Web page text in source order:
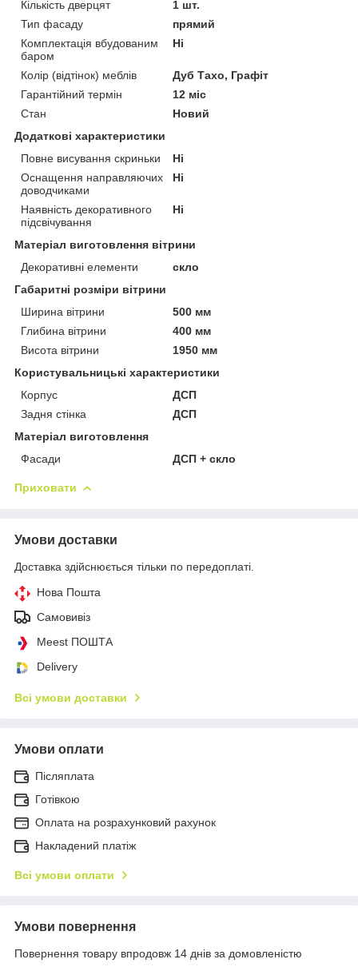
Кількість дверцят
1 шт.
Тип фасаду
прямий
Комплектація вбудованим
баром
Ні
Колір (відтінок) меблів
Дуб Тахо, Графіт
Гарантійний термін
12 міс
Стан
Новий
Додаткові характеристики
Повне висування скриньки
Ні
Оснащення направляючих
доводчиками
Ні
Наявність декоративного
підсвічування
Ні
Матеріал виготовлення вітрини
Декоративні елементи
скло
Габаритні розміри вітрини
Ширина вітрини
500 мм
Глибина вітрини
400 мм
Висота вітрини
1950 мм
Користувальницькі характеристики
Корпус
ДСП
Задня стінка
ДСП
Матеріал виготовлення
Фасади
ДСП + скло
Приховати
Умови доставки
Доставка здійснюється тільки по передоплаті.
Нова Пошта
Самовивіз
Meest ПОШТА
Delivery
Всі умови доставки
Умови оплати
Післяплата
Готівкою
Оплата на розрахунковий рахунок
Накладений платіж
Всі умови оплати
Умови повернення
Повернення товару впродовж 14 днів за домовленістю